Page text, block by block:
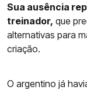
Sua ausência
treinador, que
alternativas para
criação.
O argentino já